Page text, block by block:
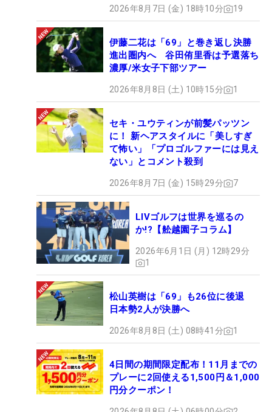
2026年8月7日 (金) 18時10分 19
伊藤二花は「69」と巻き返し決勝
進出圏内へ 谷田侑里香は予選落ち
濃厚/米女子下部ツアー
2026年8月8日 (土) 10時15分 1
セキ・ユウティンが前髪パッツン
に！ 新ヘアスタイルに「美しすぎ
て怖い」「プロゴルファーには見え
ない」とコメント殺到
2026年8月7日 (金) 15時29分 7
LIVゴルフは世界を巡るの
か!?【舩越園子コラム】
2026年6月1日 (月) 12時29分
1
松山英樹は「69」も26位に後退
日本勢2人が決勝へ
2026年8月8日 (土) 08時41分 1
4日間の期間限定配布！11月までの
プレーに2回使える1,500円＆1,000
円分クーポン！